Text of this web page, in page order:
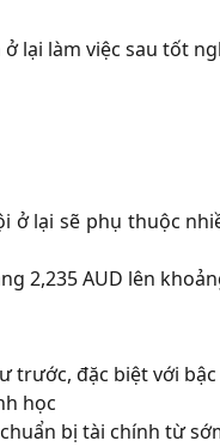
lại làm việc sau tốt
ở lại sẽ phụ thuộc
2,235 AUD lên
trước, đặc biệt với
học
bị tài chính từ